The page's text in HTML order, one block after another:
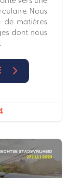
Nous
de matières
dont nous